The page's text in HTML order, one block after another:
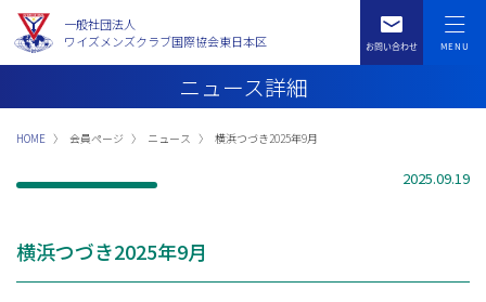
一般社団法人
ワイズメンズクラブ国際協会東日本区
ニュース詳細
HOME 会員ページ ニュース 横浜つづき2025年9月
2025.09.19
横浜つづき2025年9月